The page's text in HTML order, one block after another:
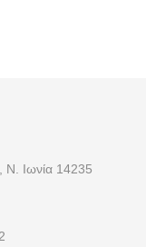
Ιωνία 14235